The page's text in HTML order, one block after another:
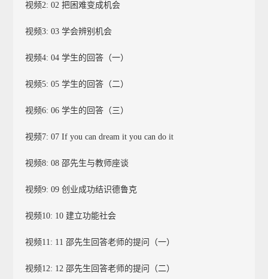
视频2: 02 把困难变成机会
视频3: 03 学会辨别机会
视频4: 04 学生的回答（一）
视频5: 05 学生的回答（二）
视频6: 06 学生的回答（三）
视频7: 07 If you can dream it you can do it
视频8: 08 邵先生与教师座谈
视频9: 09 创业成功结识德鲁克
视频10: 10 建立功能社会
视频11: 11 邵先生回答老师的提问（一）
视频12: 12 邵先生回答老师的提问（二）